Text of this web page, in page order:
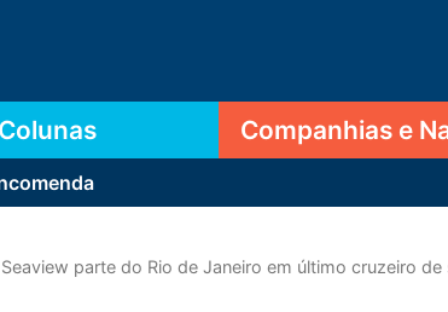
Colunas Companhias e
Seaview parte do Rio de Janeiro em último cruzeiro